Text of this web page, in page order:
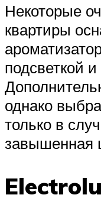
Некоторые
квартиры
подсветкой
однако
только в
завышенная